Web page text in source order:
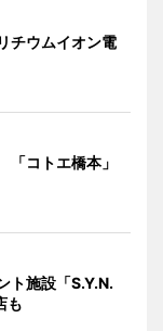
チウムイオン電
コトエ橋本」
ト施設「S.Y.N.
も